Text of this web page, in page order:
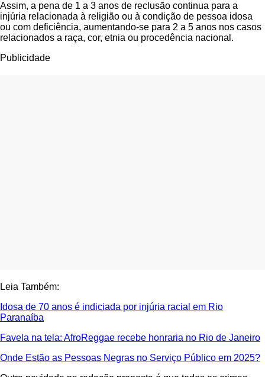
Assim, a pena de 1 a 3 anos de reclusão continua para a
injúria relacionada à religião ou à condição de pessoa idosa
ou com deficiência, aumentando-se para 2 a 5 anos nos casos
relacionados a raça, cor, etnia ou procedência nacional.
Publicidade
Leia Também:
Idosa de 70 anos é indiciada por injúria racial em Rio
Paranaíba
Favela na tela: AfroReggae recebe honraria no Rio de Janeiro
Onde Estão as Pessoas Negras no Serviço Público em 2025?